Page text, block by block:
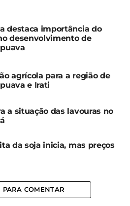
AGRICULTURA
COTAÇÃO
mais de 1,5 mil
Cascavel
do governo federal
destaca importância do
desenvolvimento de
agrícola para a região de
e Irati
a situação das lavouras no
da soja inicia, mas preços
PARA COMENTAR